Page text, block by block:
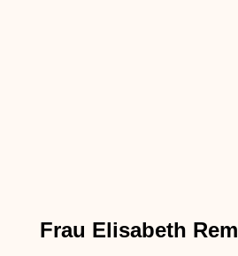
Frau Elisabeth